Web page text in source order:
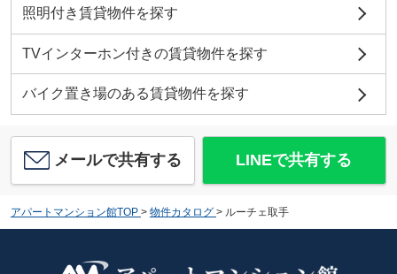
照明付き賃貸物件を探す
TVインターホン付きの賃貸物件を探す
バイク置き場のある賃貸物件を探す
メールで共有する LINEで共有する
アパートマンション館TOP > 物件カタログ > ルーチェ取手